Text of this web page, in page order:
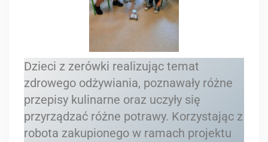
Dzieci z zerówki realizując temat
zdrowego odżywiania, poznawały różne
przepisy kulinarne oraz uczyły się
przyrządzać różne potrawy. Korzystając z
robota zakupionego w ramach projektu